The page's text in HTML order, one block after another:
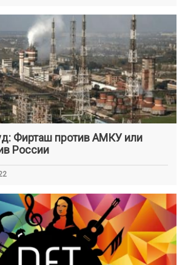
Фирташ против АМКУ или
России